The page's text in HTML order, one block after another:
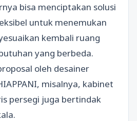
bisa menciptakan solusi
untuk menemukan
kembali ruang
yang berbeda.
oleh desainer
misalnya, kabinet
persegi juga bertindak